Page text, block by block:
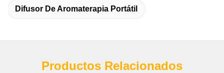
Difusor De Aromaterapia Portátil
Productos Relacionados